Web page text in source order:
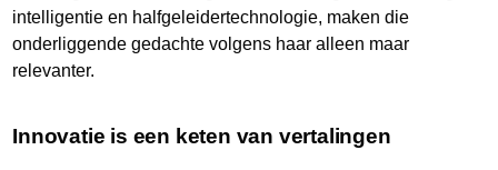
intelligentie en halfgeleidertechnologie, maken die
onderliggende gedachte volgens haar alleen maar
relevanter.
Innovatie is een keten van vertalingen